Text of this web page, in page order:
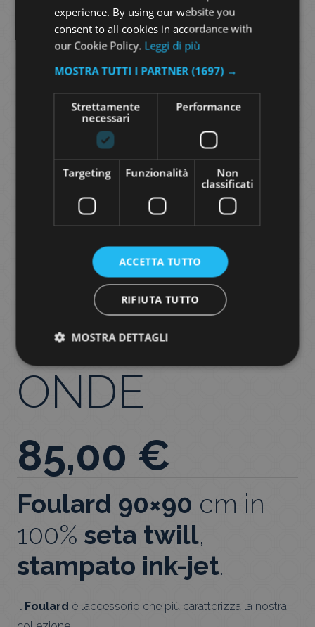
FOULARD
ONDE
85,00 €
Foulard 90×90 cm in
100% seta twill,
stampato ink-jet.
Il Foulard è l’accessorio che piú caratterizza la nostra
experience. By using our website you
consent to all cookies in accordance with
our Cookie Policy. Leggi di più
MOSTRA TUTTI I PARTNER (1697) →
Strettamente
necessari
Performance
Targeting Funzionalità
Non
classificati
ACCETTA TUTTO
RIFIUTA TUTTO
MOSTRA DETTAGLI